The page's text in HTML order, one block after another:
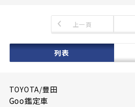
上一頁
列表
TOYOTA/豐田
Goo鑑定車